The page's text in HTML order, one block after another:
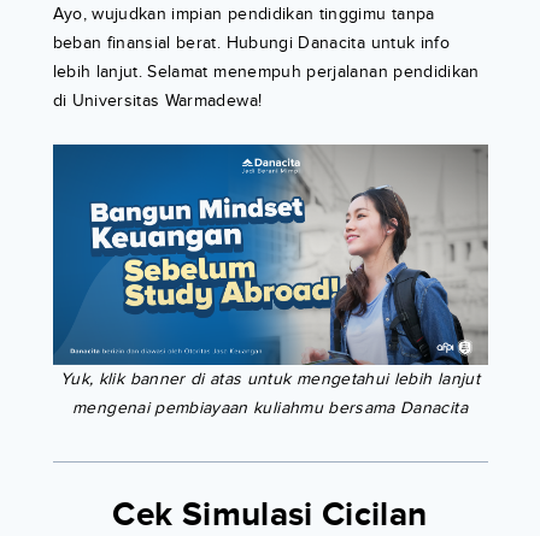
Ayo, wujudkan impian pendidikan tinggimu tanpa
beban finansial berat. Hubungi Danacita untuk info
lebih lanjut. Selamat menempuh perjalanan pendidikan
di Universitas Warmadewa!
Yuk, klik banner di atas untuk mengetahui lebih lanjut
mengenai pembiayaan kuliahmu bersama Danacita
Cek Simulasi Cicilan